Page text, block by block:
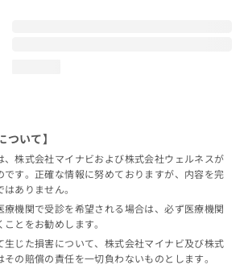
ついて】
、株式会社マイナビおよび株式会社ウェルネスが
です。正確な情報に努めておりますが、内容を完
ありません。
療機関で受診を希望される場合は、必ず医療機関
とをお勧めします。
生じた損害について、株式会社マイナビ及び株式
の賠償の責任を一切負わないものとします。